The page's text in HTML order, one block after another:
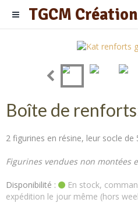
TGCM Création
Boîte de
2 figurines en résine, leur socle
Figurines vendues non montées
Disponibilité :
En stock,
expédition le jour même (hors